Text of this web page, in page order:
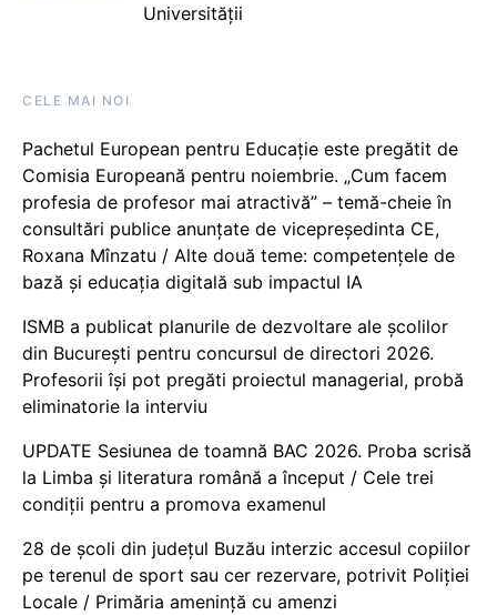
Universității
CELE MAI NOI
Pachetul European pentru Educație este pregătit de
Comisia Europeană pentru noiembrie. „Cum facem
profesia de profesor mai atractivă” – temă-cheie în
consultări publice anunțate de vicepreședinta CE,
Roxana Mînzatu / Alte două teme: competențele de
bază și educația digitală sub impactul IA
ISMB a publicat planurile de dezvoltare ale școlilor
din București pentru concursul de directori 2026.
Profesorii își pot pregăti proiectul managerial, probă
eliminatorie la interviu
UPDATE Sesiunea de toamnă BAC 2026. Proba scrisă
la Limba și literatura română a început / Cele trei
condiții pentru a promova examenul
28 de școli din județul Buzău interzic accesul copiilor
pe terenul de sport sau cer rezervare, potrivit Poliției
Locale / Primăria amenință cu amenzi